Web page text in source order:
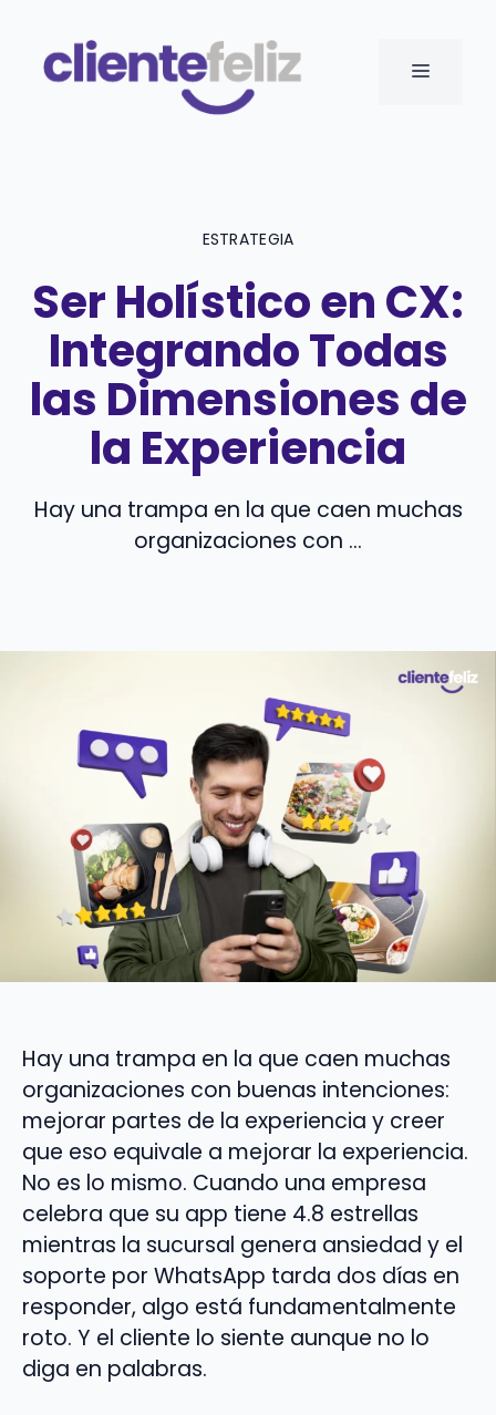
contenido
MENÚ
ESTRATEGIA
Ser Holístico en CX:
Integrando Todas
las Dimensiones de
la Experiencia
Hay una trampa en la que caen muchas
organizaciones con ...
Hay una trampa en la que caen muchas
organizaciones con buenas intenciones:
mejorar partes de la experiencia y creer
que eso equivale a mejorar la experiencia.
No es lo mismo. Cuando una empresa
celebra que su app tiene 4.8 estrellas
mientras la sucursal genera ansiedad y el
soporte por WhatsApp tarda dos días en
responder, algo está fundamentalmente
roto. Y el cliente lo siente aunque no lo
diga en palabras.